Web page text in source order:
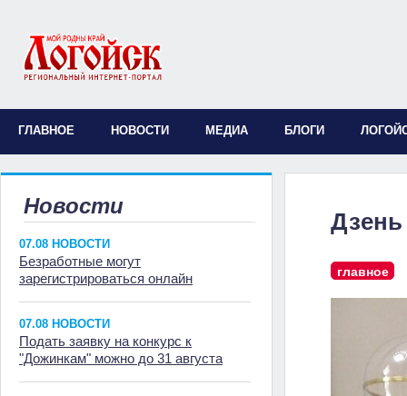
ГЛАВНОЕ НОВОСТИ МЕДИА БЛОГИ
Новости
07.08 НОВОСТИ
Безработные могут
зарегистрироваться онлайн
07.08 НОВОСТИ
Подать заявку на конкурс к
"Дожинкам" можно до 31 августа
Дзень
главное